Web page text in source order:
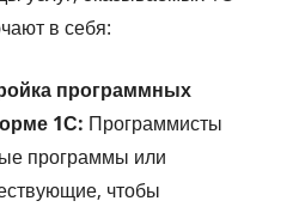
в себя:
программных
1С: Программисты
программы или
чтобы